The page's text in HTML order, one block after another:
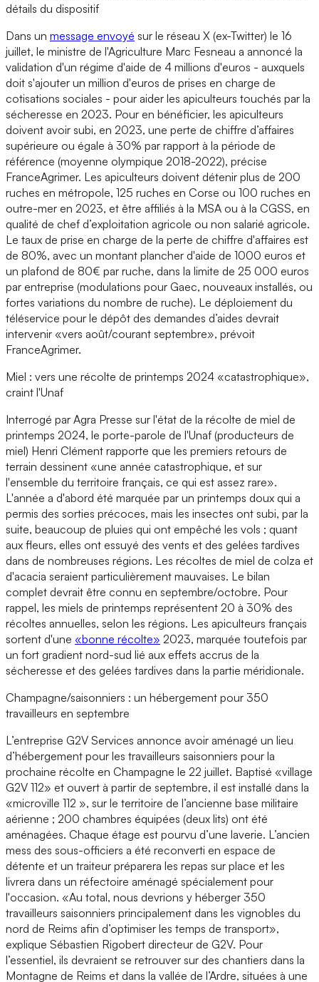
détails du dispositif
Dans un message envoyé sur le réseau X (ex-Twitter) le 16
juillet, le ministre de l'Agriculture Marc Fesneau a annoncé la
validation d'un régime d'aide de 4 millions d'euros - auxquels
doit s'ajouter un million d'euros de prises en charge de
cotisations sociales - pour aider les apiculteurs touchés par la
sécheresse en 2023. Pour en bénéficier, les apiculteurs
doivent avoir subi, en 2023, une perte de chiffre d’affaires
supérieure ou égale à 30% par rapport à la période de
référence (moyenne olympique 2018-2022), précise
FranceAgrimer. Les apiculteurs doivent détenir plus de 200
ruches en métropole, 125 ruches en Corse ou 100 ruches en
outre-mer en 2023, et être affiliés à la MSA ou à la CGSS, en
qualité de chef d’exploitation agricole ou non salarié agricole.
Le taux de prise en charge de la perte de chiffre d'affaires est
de 80%, avec un montant plancher d'aide de 1000 euros et
un plafond de 80€ par ruche, dans la limite de 25 000 euros
par entreprise (modulations pour Gaec, nouveaux installés, ou
fortes variations du nombre de ruche). Le déploiement du
téléservice pour le dépôt des demandes d’aides devrait
intervenir «vers août/courant septembre», prévoit
FranceAgrimer.
Miel : vers une récolte de printemps 2024 «catastrophique»,
craint l'Unaf
Interrogé par Agra Presse sur l'état de la récolte de miel de
printemps 2024, le porte-parole de l'Unaf (producteurs de
miel) Henri Clément rapporte que les premiers retours de
terrain dessinent «une année catastrophique, et sur
l'ensemble du territoire français, ce qui est assez rare».
L'année a d'abord été marquée par un printemps doux qui a
permis des sorties précoces, mais les insectes ont subi, par la
suite, beaucoup de pluies qui ont empêché les vols ; quant
aux fleurs, elles ont essuyé des vents et des gelées tardives
dans de nombreuses régions. Les récoltes de miel de colza et
d'acacia seraient particulièrement mauvaises. Le bilan
complet devrait être connu en septembre/octobre. Pour
rappel, les miels de printemps représentent 20 à 30% des
récoltes annuelles, selon les régions. Les apiculteurs français
sortent d'une «bonne récolte» 2023, marquée toutefois par
un fort gradient nord-sud lié aux effets accrus de la
sécheresse et des gelées tardives dans la partie méridionale.
Champagne/saisonniers : un hébergement pour 350
travailleurs en septembre
L’entreprise G2V Services annonce avoir aménagé un lieu
d’hébergement pour les travailleurs saisonniers pour la
prochaine récolte en Champagne le 22 juillet. Baptisé «village
G2V 112» et ouvert à partir de septembre, il est installé dans la
«microville 112 », sur le territoire de l’ancienne base militaire
aérienne ; 200 chambres équipées (deux lits) ont été
aménagées. Chaque étage est pourvu d’une laverie. L’ancien
mess des sous-officiers a été reconverti en espace de
détente et un traiteur préparera les repas sur place et les
livrera dans un réfectoire aménagé spécialement pour
l'occasion. «Au total, nous devrions y héberger 350
travailleurs saisonniers principalement dans les vignobles du
nord de Reims afin d’optimiser les temps de transport»,
explique Sébastien Rigobert directeur de G2V. Pour
l’essentiel, ils devraient se retrouver sur des chantiers dans la
Montagne de Reims et dans la vallée de l’Ardre, situées à une